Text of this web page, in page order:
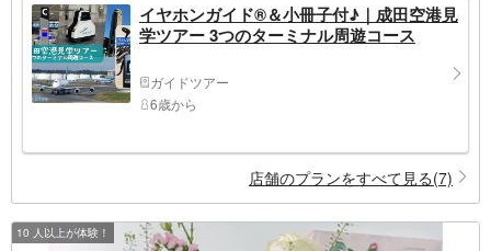
イヤホンガイド®＆小冊子付♪｜成田空港見
学ツアー 3つのターミナル周遊コース
ガイドツアー
6歳から
店舗のプランをすべて見る(7)
10 人以上が体験！